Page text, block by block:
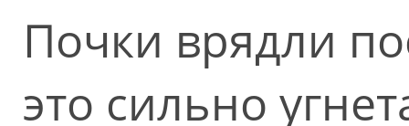
Почки врядли
это сильно